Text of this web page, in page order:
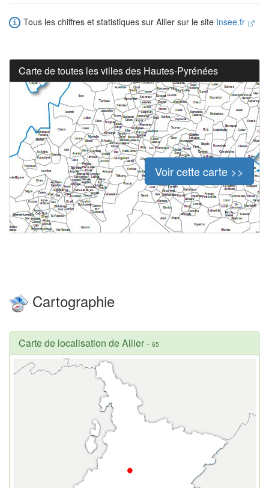
Tous les chiffres et statistiques sur Allier sur le site Insee.fr
Carte de toutes les villes des Hautes-Pyrénées
Voir cette carte >>
Cartographie
Carte de localisation de Allier- 65